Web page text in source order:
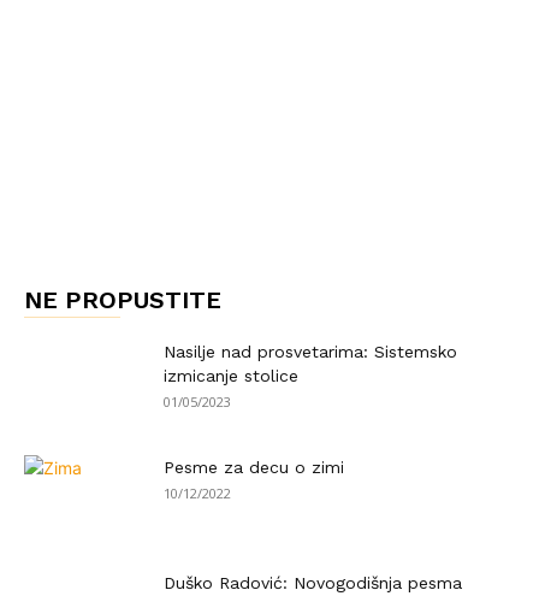
NE PROPUSTITE
Nasilje nad prosvetarima: Sistemsko
izmicanje stolice
01/05/2023
Pesme za decu o zimi
10/12/2022
Duško Radović: Novogodišnja pesma